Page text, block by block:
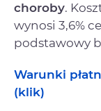
choroby.
wynosi 3,6%
podstawowy
Warunki
(klik)